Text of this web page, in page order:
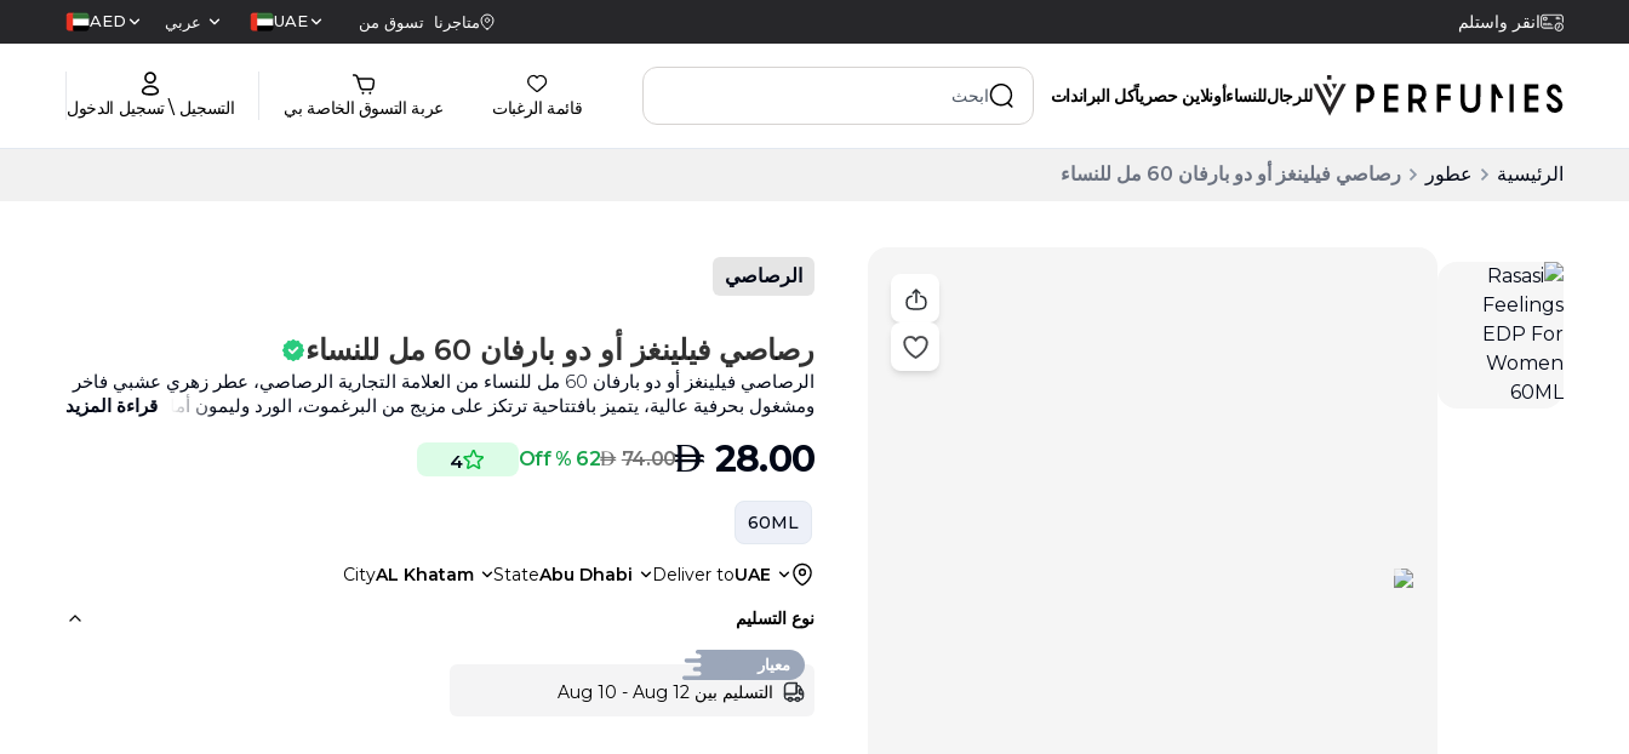
انقر واستلم متاجرنا تسوق من UAE عربي AED
للرجالللنساءأونلاين حصرياًكل البراندات
قائمة الرغبات عربة التسوق الخاصة بي التسجيل \ تسجيل الدخول
الرئيسية عطور رصاصي فيلينغز أو دو بارفان 60 مل للنساء
الرصاصي
رصاصي فيلينغز أو دو بارفان 60 مل للنساء
الرصاصي فيلينغز أو دو بارفان 60 مل للنساء من العلامة التجارية الرصاصي، عطر زهري عشبي فاخر
ومشغول بحرفية عالية، يتميز بافتتاحية ترتكز على مزيج من البرغموت، الورد وليمون أمالفي.قراءة المزيد
AED 28.00
AED 74.00
62 % Off
4
60ML
Deliver toUAE
StateAbu Dhabi
CityAL Khatam
نوع التسليم
معيار
التسليم بين Aug 10 - Aug 12